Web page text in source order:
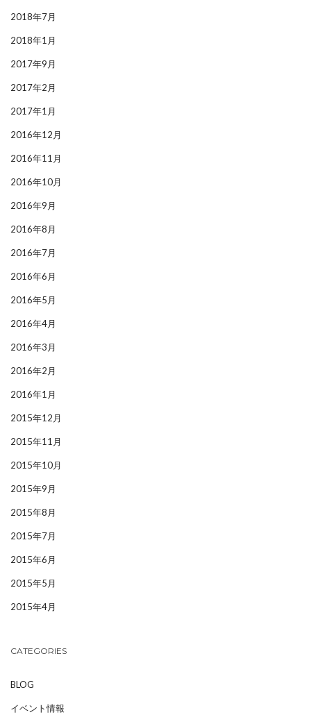
2018年7月
2018年1月
2017年9月
2017年2月
2017年1月
2016年12月
2016年11月
2016年10月
2016年9月
2016年8月
2016年7月
2016年6月
2016年5月
2016年4月
2016年3月
2016年2月
2016年1月
2015年12月
2015年11月
2015年10月
2015年9月
2015年8月
2015年7月
2015年6月
2015年5月
2015年4月
CATEGORIES
BLOG
イベント情報